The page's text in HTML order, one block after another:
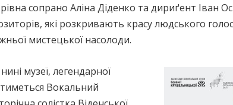
сопрано Аліна Діденко та дириґент Іван
які розкривають красу людського
мистецької насолоди.
музеї, легендарної
Вокальний